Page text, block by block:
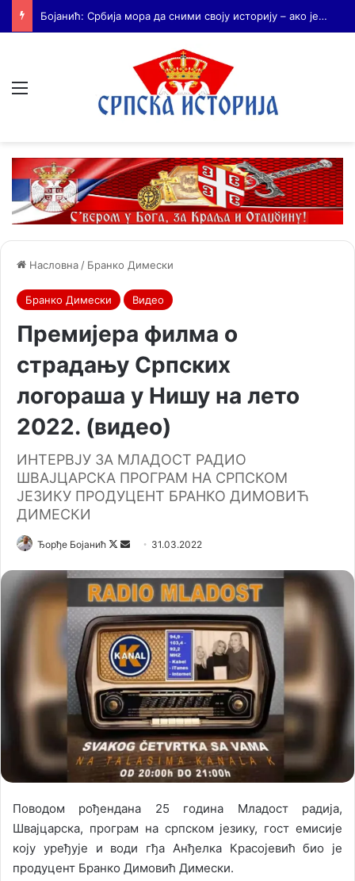
Бојанић: Када се гради – некоме смета. Када се не гради – сви се жале
Насловна / Бранко Димески
Бранко Димески Видео
Премијера филма о
страдању Српских
логораша у Нишу на лето
2022. (видео)
ИНТЕРВЈУ ЗА МЛАДОСТ РАДИО
ШВАЈЦАРСКА ПРОГРАМ НА СРПСКОМ
ЈЕЗИКУ ПРОДУЦЕНТ БРАНКО ДИМОВИЋ
ДИМЕСКИ
Ђорђе Бојанић
F
l
l
o
w
o
n
X
n
d
a
n
e
m
a
i
l
31.03.2022
Поводом рођендана 25 година Младост радија,
Швајцарска, програм на српском језику, гост емисије
коју уређује и води гђа Анђелка Красојевић био је
продуцент Бранко Димовић Димески.